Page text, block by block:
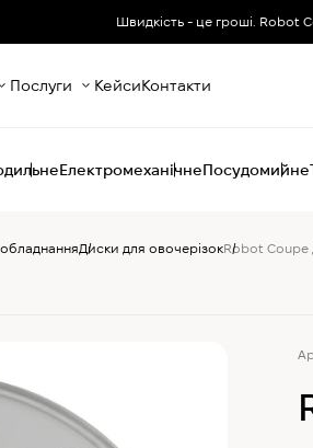
Швидкість - це гроші. Robot
Послуги КейсиКонтакти
ЕлектромеханічнеПосудомийне
Пароконвектомати
Диски для овочерізокRobot Coupe